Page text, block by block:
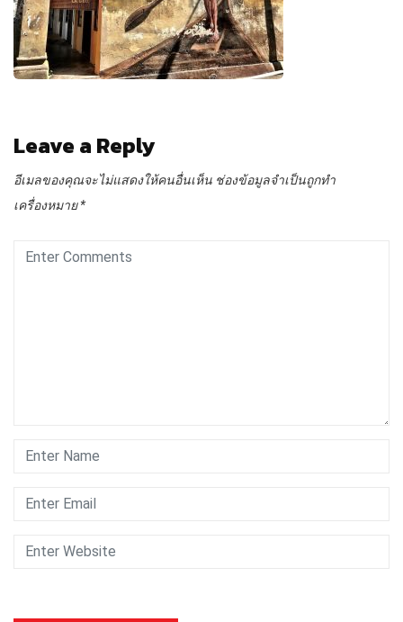
Leave a Reply
อีเมลของคุณจะไม่แสดงให้คนอื่นเห็น ช่องข้อมูลจำเป็นถูกทำ
เครื่องหมาย*